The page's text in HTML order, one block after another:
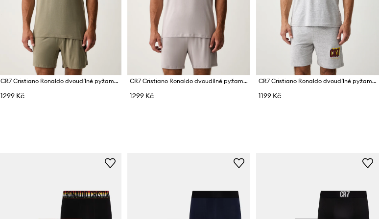
CR7 Cristiano Ronaldo dvoudílné pyžamo pánské s modalem x MODAL CONCEPT
1299 Kč
CR7 Cristiano Ronaldo dvoudílné pyžamo pánské s modalem x MODAL CONCEPT
1299 Kč
CR7 Cristiano Ronaldo dvoudílné pyžamo pánské s bavlnou x WORLD CUP 26
1199 Kč